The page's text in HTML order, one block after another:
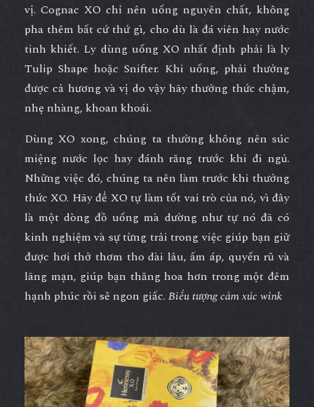
vị. Cognac XO chỉ nên uống nguyên chất, không
pha thêm bất cứ thứ gì, cho dù là đá viên hay nước
tinh khiết. Ly dùng uống XO nhất định phải là ly
Tulip Shape hoặc Snifter. Khi uống, phải thưởng
được cả hương và vị do vậy hãy thưởng thức chậm,
nhẹ nhàng, khoan khoái.
Dùng XO xong, chúng ta thường không nên súc
miệng nước lọc hay đánh răng trước khi đi ngủ.
Những việc đó, chúng ta nên làm trước khi thưởng
thức XO. Hãy để XO tự làm tốt vai trò của nó, vì đây
là một dòng đồ uống mà dường như tự nó đã có
kinh nghiệm và sự từng trải trong việc giúp bạn giữ
được hơi thở thơm tho dài lâu, ấm áp, quyến rũ và
lãng mạn, giúp bạn thăng hoa hơn trong một đêm
hạnh phúc rồi sẽ ngon giấc. Biểu tượng cảm xúc wink